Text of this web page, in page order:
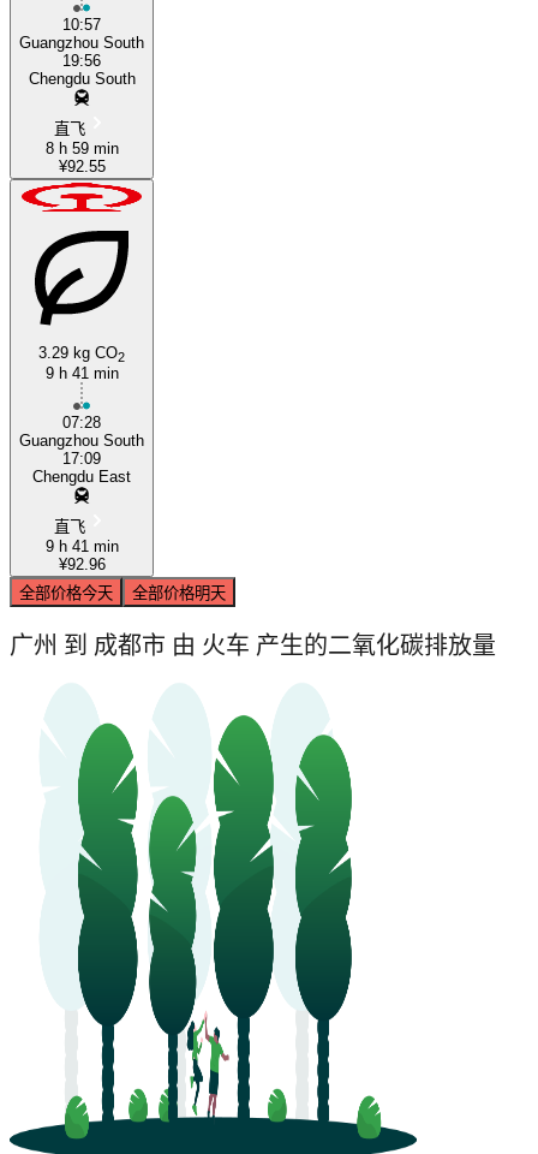
10:57
Guangzhou South
19:56
Chengdu South
直飞
8 h 59 min
¥92.55
3.29 kg CO2
9 h 41 min
07:28
Guangzhou South
17:09
Chengdu East
直飞
9 h 41 min
¥92.96
全部价格今天 全部价格明天
广州 到 成都市 由 火车 产生的二氧化碳排放量